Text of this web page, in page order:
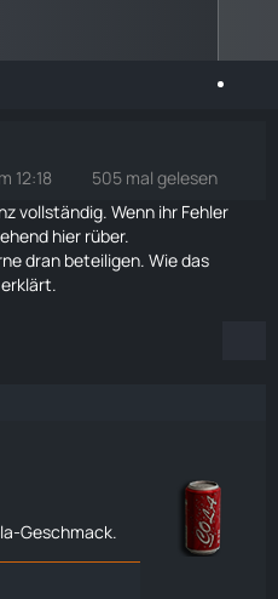
12:18
505 mal gelesen
vollständig. Wenn ihr Fehler
hier rüber.
dran beteiligen. Wie das
erklärt.
Geschmack.